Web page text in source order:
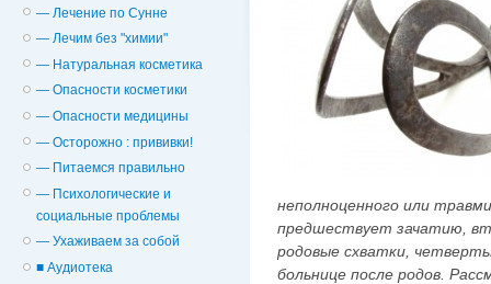
— Лечение по Сунне
— Лечим без "химии"
— Натуральная косметика
— Опасности косметики
— Опасности медицины
— Осторожно : прививки!
— Питаемся правильно
— Психологические и
cоциальные проблемы
— Ухаживаем за собой
■ Аудиотека
неполноценного или
предшествует зачатию,
родовые схватки,
больнице после родов.